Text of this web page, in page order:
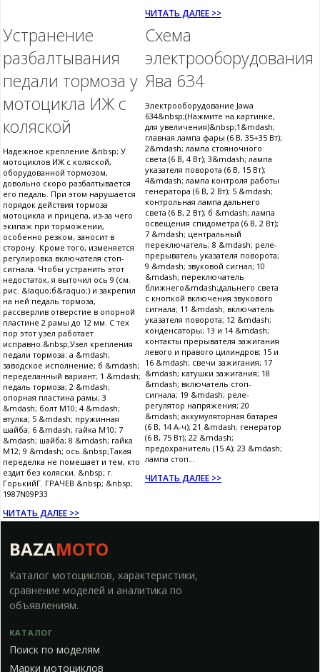
ЧИТАТЬ ДАЛЕЕ >>
Устранение
разбалтывания
педали тормоза у
мотоцикла ИЖ с
коляской
Надежное крепление &nbsp; У
мотоциклов ИЖ с коляской,
оборудованной тормозом,
довольно скоро разбалтывается
его педаль. При этом нарушается
порядок действия тормоза
мотоцикла и прицепа, из-за чего
экипаж при торможении,
особенно резком, заносит в
сторону. Кроме того, изменяется
регулировка включателя стоп-
сигнала. Чтобы устранить этот
недостаток, я выточил ось 9 (см.
рис. &laquo;б&raquo;) и закрепил
на ней педаль тормоза,
рассверлив отверстие в опорной
пластине 2 рамы до 12 мм. С тех
пор этот узел работает
исправно.&nbsp;Узел крепления
педали тормоза: а &mdash;
заводское исполнение; б &mdash;
переделанный вариант; 1 &mdash;
педаль тормоза; 2 &mdash;
опорная пластина рамы; 3
&mdash; болт М10; 4 &mdash;
втулка; 5 &mdash; пружинная
шайба; 6 &mdash; гайка М10; 7
&mdash; шайба; 8 &mdash; гайка
М12; 9 &mdash; ось.&nbsp;Такая
переделка не помешает и тем, кто
ездит без коляски. &nbsp; г.
ГорькийГ. ГРАЧЕВ &nbsp; &nbsp;
1987N09P33
ЧИТАТЬ ДАЛЕЕ >>
Cхема
электрооборудования
Ява 634
Электрооборудование Jawa
634&nbsp;(Нажмите на картинке,
для увеличения)&nbsp;1&mdash;
главная лампа фары (6 В, 35+35 Вт);
2&mdash; лампа стояночного
света (6 В, 4 Вт); 3&mdash; лампа
указателя поворота (6 В, 15 Вт);
4&mdash; лампа контроля работы
генератора (6 В, 2 Вт); 5 &mdash;
контрольная лампа дальнего
света (6 В, 2 Вт); б &mdash; лампа
освещения спидометра (6 В, 2 Вт);
7 &mdash; центральный
переключатель; 8 &mdash; реле-
прерыватель указателя поворота;
9 &mdash; звуковой сигнал; 10
&mdash; переключатель
ближнего&mdash;дальнего света
с кнопкой включения звукового
сигнала; 11 &mdash; включатель
указателя поворота; 12 &mdash;
конденсаторы; 13 и 14 &mdash;
контакты прерывателя зажигания
левого и правого цилиндров; 15 и
16 &mdash; свечи зажигания; 17
&mdash; катушки зажигания; 18
&mdash; включатель стоп-
сигнала; 19 &mdash; реле-
регулятор напряжения; 20
&mdash; аккумуляторная батарея
(6 В, 14 А-ч); 21 &mdash; генератор
(6 В, 75 Вт); 22 &mdash;
предохранитель (15 А); 23 &mdash;
лампа стоп...
ЧИТАТЬ ДАЛЕЕ >>
BAZAMOTO
Каталог мотоциклов, характеристики,
сравнение моделей и аналитика по
объявлениям.
КАТАЛОГ
Поиск по моделям
Марки мотоциклов